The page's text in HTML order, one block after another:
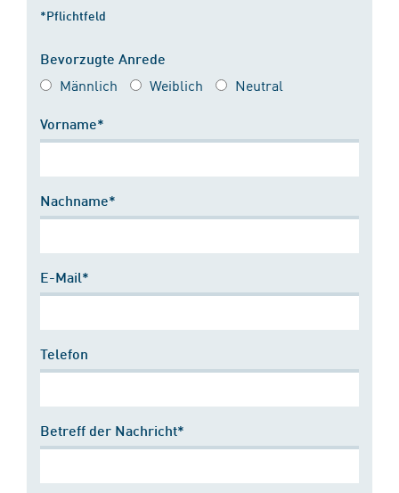
*Pflichtfeld
Bevorzugte Anrede
Männlich Weiblich Neutral
Vorname*
Nachname*
E-Mail*
Telefon
Betreff der Nachricht*